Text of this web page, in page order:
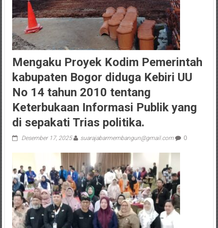
Mengaku Proyek Kodim Pemerintah
kabupaten Bogor diduga Kebiri UU
No 14 tahun 2010 tentang
Keterbukaan Informasi Publik yang
di sepakati Trias politika.
Desember 17, 2025 suarajabarmembangun@gmail.com